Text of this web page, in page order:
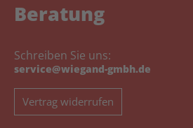
Beratung
Schreiben Sie uns:
service@wiegand-gmbh.de
Vertrag widerrufen